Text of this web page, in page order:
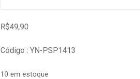
R$49,90
Código : YN-PSP1413
10 em estoque